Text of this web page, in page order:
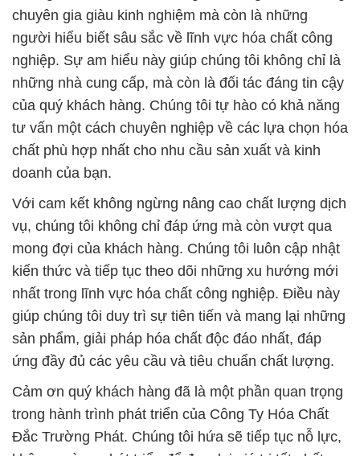
chuyên gia giàu kinh nghiệm mà còn là những
người hiểu biết sâu sắc về lĩnh vực hóa chất công
nghiệp. Sự am hiểu này giúp chúng tôi không chỉ là
những nhà cung cấp, mà còn là đối tác đáng tin cậy
của quý khách hàng. Chúng tôi tự hào có khả năng
tư vấn một cách chuyên nghiệp về các lựa chọn hóa
chất phù hợp nhất cho nhu cầu sản xuất và kinh
doanh của bạn.
Với cam kết không ngừng nâng cao chất lượng dịch
vụ, chúng tôi không chỉ đáp ứng mà còn vượt qua
mong đợi của khách hàng. Chúng tôi luôn cập nhật
kiến thức và tiếp tục theo dõi những xu hướng mới
nhất trong lĩnh vực hóa chất công nghiệp. Điều này
giúp chúng tôi duy trì sự tiên tiến và mang lại những
sản phẩm, giải pháp hóa chất độc đáo nhất, đáp
ứng đầy đủ các yêu cầu và tiêu chuẩn chất lượng.
Cảm ơn quý khách hàng đã là một phần quan trọng
trong hành trình phát triển của Công Ty Hóa Chất
Đắc Trường Phát. Chúng tôi hứa sẽ tiếp tục nỗ lực,